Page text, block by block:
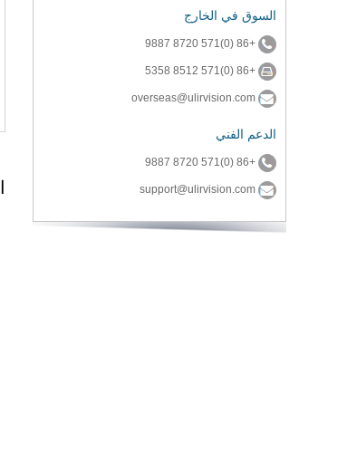
السوق في الخارج
+86 (0)571 8720 9887
+86 (0)571 8512 5358
الدعم الفني
+86 (0)571 8720 9887